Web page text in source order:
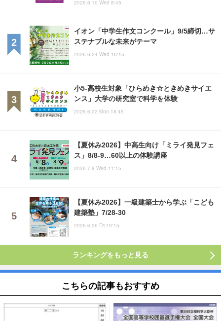
2026.6.10 Wed 8:45
イオン「中学生作文コンクール」9/5締切…サ
ステナブルな未来がテーマ
2026.6.24 Wed 16:15
小5-高校生対象「ひらめき☆ときめきサイエ
ンス」大学の研究室で科学を体験
2026.6.22 Mon 18:45
【夏休み2026】中高生向け「ミライ発見フェ
ス」8/8-9…60以上の体験講座
2026.7.8 Wed 11:15
【夏休み2026】一級建築士から学ぶ「こども
建築塾」7/28-30
2026.6.26 Fri 19:15
ランキングをもっと見る
こちらの記事もおすすめ